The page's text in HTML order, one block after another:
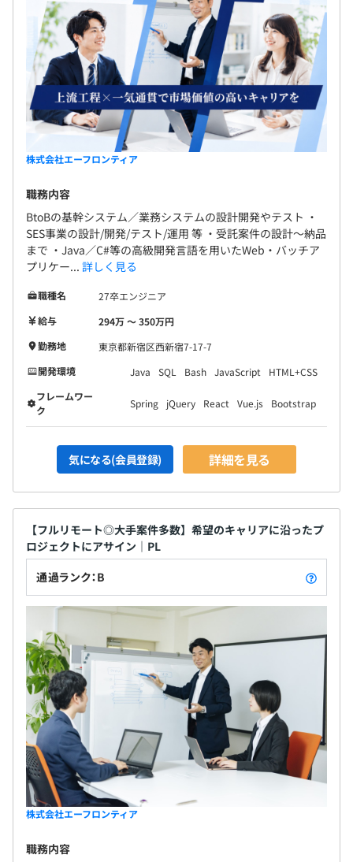
BigQuery、Elasticsearch、Apache Hadoop、Apache
Spark、Apache Storm、Apache Flink
SES事業は着任先プロジェクトによって環境は異なります
が、どの案件でもチームの雰囲気は良く、数年継続してい
る案件が多数あります。
受託案件の場合は、開発効率およびセキュリティを重視
オンライン会議ツールやSlackなどを多用し、リモートで
の開発を行っています。
半期ごとに個別目標を設定頂き、期末に個別目標と人事考
課８項目の実績をもとに10段階で評価を行います。
キルとに合わせた目標設定を行います。
評価については、本人のコメントも考慮した上で、1次評
価者と最終評価者の複数人で評価を行うことにより、より
客観的で正当な評価制度にしています。
※社員の等級ごとに評価ウェイトが変わります。
全社：19名
2名～5名チームで取り組んでいただくことが多いです。
マネジメント業務やコンサルテーション業務の場合は1名
での参画の可能性もありますが、必ずバックからのフォロ
ーを致します。
株式会社エーフロンティア
職務内容
BtoBの基幹システム／業務システムの設計開発やテスト ・
SES事業の設計/開発/テスト/運用 等 ・受託案件の設計～納品
まで ・Java／C#等の高級開発言語を用いたWeb・バッチア
プリケー... 詳しく見る
職種名
27卒エンジニア
給与
294万 〜 350万円
勤務地
東京都新宿区西新宿7-17-7
開発環境
Java SQL Bash JavaScript
HTML+CSS
フレームワー
ク
Spring jQuery React Vue.js Bootstrap
気になる(会員登録) 詳細を見る
【フルリモート◎大手案件多数】希望のキャリアに沿ったプ
ロジェクトにアサイン｜PL
通過ランク：B
株式会社エーフロンティア
職務内容